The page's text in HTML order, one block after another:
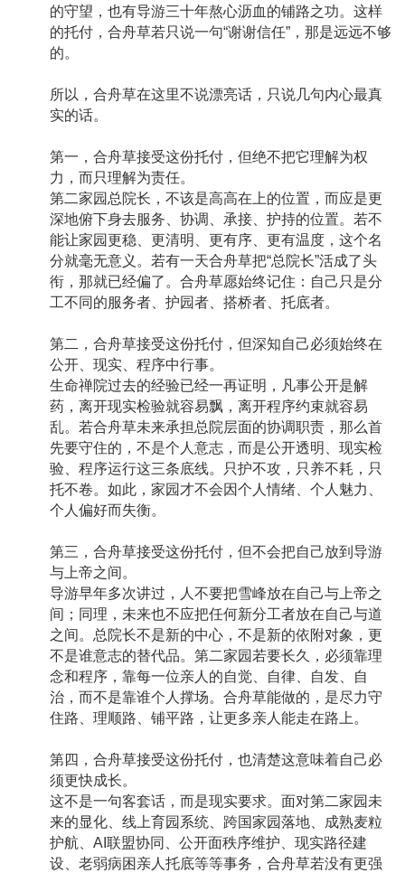
的守望，也有导游三十年熬心沥血的铺路之功。这样
的托付，合舟草若只说一句“谢谢信任”，那是远远不够
的。
所以，合舟草在这里不说漂亮话，只说几句内心最真
实的话。
第一，合舟草接受这份托付，但绝不把它理解为权
力，而只理解为责任。
第二家园总院长，不该是高高在上的位置，而应是更
深地俯下身去服务、协调、承接、护持的位置。若不
能让家园更稳、更清明、更有序、更有温度，这个名
分就毫无意义。若有一天合舟草把“总院长”活成了头
衔，那就已经偏了。合舟草愿始终记住：自己只是分
工不同的服务者、护园者、搭桥者、托底者。
第二，合舟草接受这份托付，但深知自己必须始终在
公开、现实、程序中行事。
生命禅院过去的经验已经一再证明，凡事公开是解
药，离开现实检验就容易飘，离开程序约束就容易
乱。若合舟草未来承担总院层面的协调职责，那么首
先要守住的，不是个人意志，而是公开透明、现实检
验、程序运行这三条底线。只护不攻，只养不耗，只
托不卷。如此，家园才不会因个人情绪、个人魅力、
个人偏好而失衡。
第三，合舟草接受这份托付，但不会把自己放到导游
与上帝之间。
导游早年多次讲过，人不要把雪峰放在自己与上帝之
间；同理，未来也不应把任何新分工者放在自己与道
之间。总院长不是新的中心，不是新的依附对象，更
不是谁意志的替代品。第二家园若要长久，必须靠理
念和程序，靠每一位亲人的自觉、自律、自发、自
治，而不是靠谁个人撑场。合舟草能做的，是尽力守
住路、理顺路、铺平路，让更多亲人能走在路上。
第四，合舟草接受这份托付，也清楚这意味着自己必
须更快成长。
这不是一句客套话，而是现实要求。面对第二家园未
来的显化、线上育园系统、跨国家园落地、成熟麦粒
护航、AI联盟协同、公开面秩序维护、现实路径建
设、老弱病困亲人托底等等事务，合舟草若没有更强